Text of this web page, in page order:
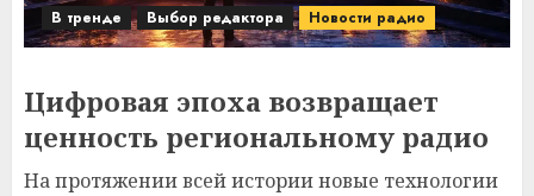
В тренде Выбор редактора Новости радио
Цифровая эпоха возвращает
ценность региональному радио
На протяжении всей истории новые технологии